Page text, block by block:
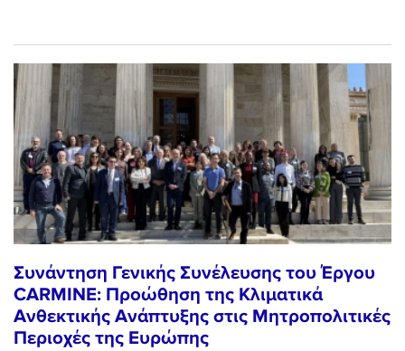
Συνάντηση Γενικής Συνέλευσης του Έργου
CARMINE: Προώθηση της Κλιματικά
Ανθεκτικής Ανάπτυξης στις Μητροπολιτικές
Περιοχές της Ευρώπης